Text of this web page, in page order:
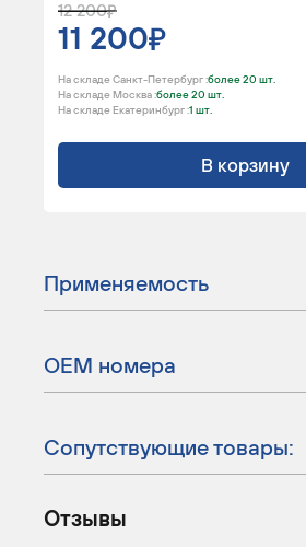
12 200
11 200
На складе Санкт-Петербург :более 20 шт.
На складе Москва :более 20 шт.
На складе Екатеринбург :1 шт.
В корзину
Применяемость
ОЕМ номера
Сопутствующие товары:
Отзывы